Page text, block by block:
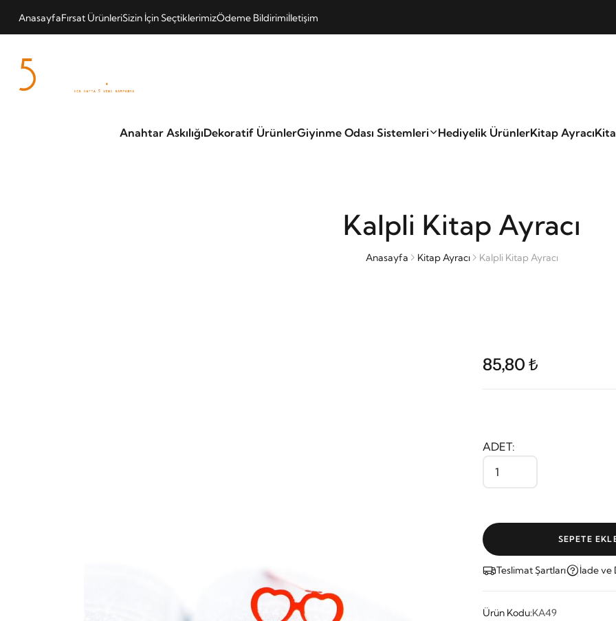
AnasayfaFırsat ÜrünleriSizin İçin SeçtiklerimizÖdeme Bildirimiİletişim
Anahtar AskılığıDekoratif ÜrünlerGiyinme Odası Sistemleri Hediyelik ÜrünlerKitap Ayracı
Kalpli Kitap Ayracı
Anasayfa Kitap Ayracı Kalpli Kitap Ayracı
85,80 ₺
ADET:
SEPETE
Teslimat Şartları İade ve
Ürün Kodu:KA49